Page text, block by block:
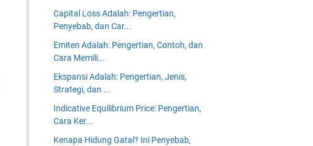
Capital Loss Adalah: Pengertian,
Penyebab, dan Car...
Emiten Adalah: Pengertian, Contoh, dan
Cara Memili...
Ekspansi Adalah: Pengertian, Jenis,
Strategi, dan ...
Indicative Equilibrium Price: Pengertian,
Cara Ker...
Kenapa Hidung Gatal? Ini Penyebab,